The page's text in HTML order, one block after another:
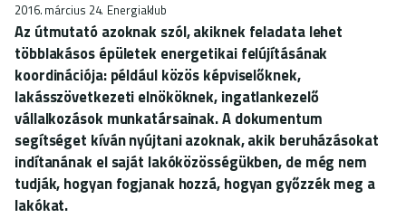
2016. március 24. Energiaklub
Az útmutató azoknak szól, akiknek feladata lehet
többlakásos épületek energetikai felújításának
koordinációja: például közös képviselőknek,
lakásszövetkezeti elnököknek, ingatlankezelő
vállalkozások munkatársainak. A dokumentum
segítséget kíván nyújtani azoknak, akik beruházásokat
indítanának el saját lakóközösségükben, de még nem
tudják, hogyan fogjanak hozzá, hogyan győzzék meg a
lakókat.